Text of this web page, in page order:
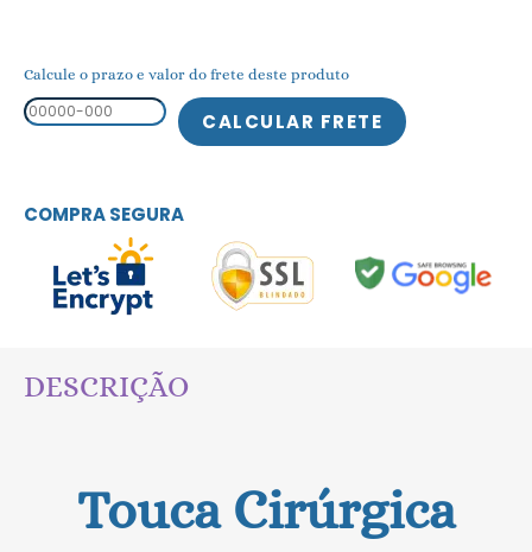
Calcule o prazo e valor do frete deste produto
COMPRA SEGURA
DESCRIÇÃO
Touca Cirúrgica